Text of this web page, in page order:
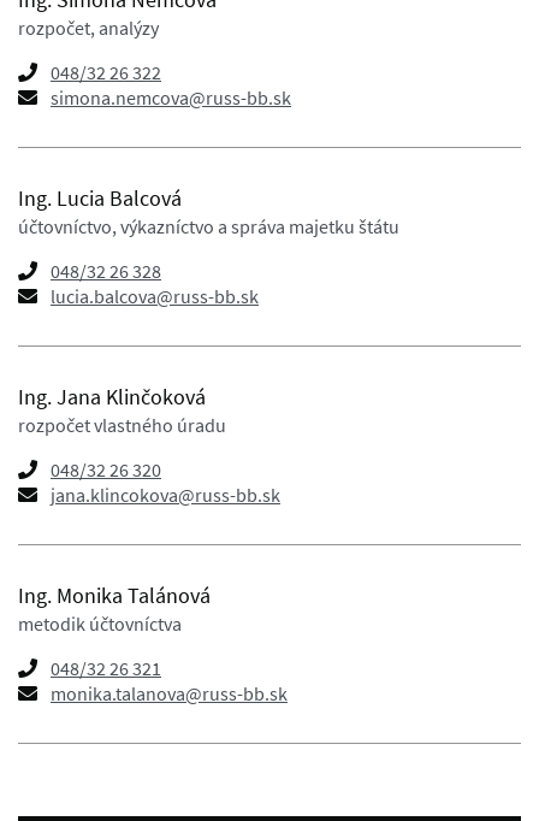
rozpočet, analýzy
048/32 26 322
simona.nemcova@russ-bb.sk
Ing. Lucia Balcová
účtovníctvo, výkazníctvo a správa majetku štátu
048/32 26 328
lucia.balcova@russ-bb.sk
Ing. Jana Klinčoková
rozpočet vlastného úradu
048/32 26 320
jana.klincokova@russ-bb.sk
Ing. Monika Talánová
metodik účtovníctva
048/32 26 321
monika.talanova@russ-bb.sk